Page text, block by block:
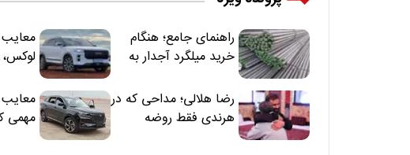
راهنمای جامع؛ هنگام
خرید میلگرد آجدار به
رضا هلالی؛ مداحی که در
هرندی فقط روضه
مهمی